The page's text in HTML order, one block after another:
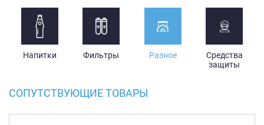
СОПУТСТВУЮЩИЕ ТОВАРЫ
Напитки Фильтры Разное
Средства
защиты